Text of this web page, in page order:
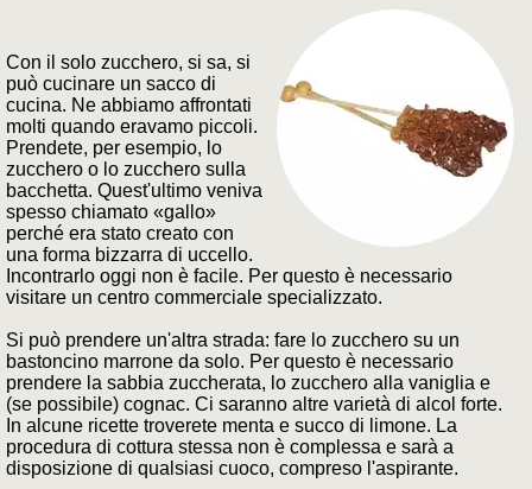
Con il solo zucchero, si sa, si
può cucinare un sacco di
cucina. Ne abbiamo affrontati
molti quando eravamo piccoli.
Prendete, per esempio, lo
zucchero o lo zucchero sulla
bacchetta. Quest'ultimo veniva
spesso chiamato «gallo»
perché era stato creato con
una forma bizzarra di uccello.
Incontrarlo oggi non è facile. Per questo è necessario
visitare un centro commerciale specializzato.
Si può prendere un'altra strada: fare lo zucchero su un
bastoncino marrone da solo. Per questo è necessario
prendere la sabbia zuccherata, lo zucchero alla vaniglia e
(se possibile) cognac. Ci saranno altre varietà di alcol forte.
In alcune ricette troverete menta e succo di limone. La
procedura di cottura stessa non è complessa e sarà a
disposizione di qualsiasi cuoco, compreso l'aspirante.